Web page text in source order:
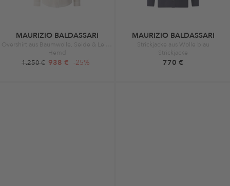
MAURIZIO BALDASSARI
Hemd
1.250 € 938 € -25%
MAURIZIO BALDASSARI
Strickjacke aus Wolle blau
Strickjacke
770 €